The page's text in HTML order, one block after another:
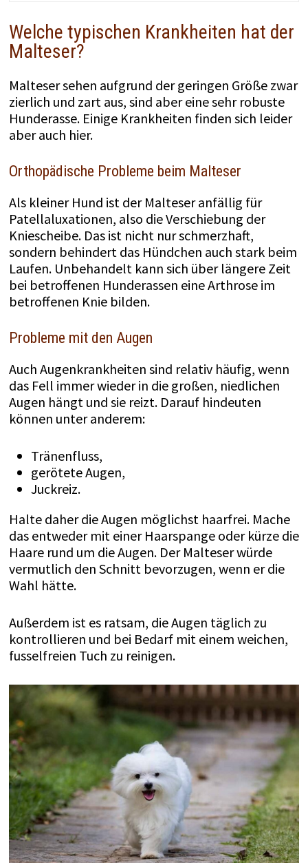
Welche typischen Krankheiten hat der
Malteser?
Malteser sehen aufgrund der geringen Größe zwar
zierlich und zart aus, sind aber eine sehr robuste
Hunderasse. Einige Krankheiten finden sich leider
aber auch hier.
Orthopädische Probleme beim Malteser
Als kleiner Hund ist der Malteser anfällig für
Patellaluxationen, also die Verschiebung der
Kniescheibe. Das ist nicht nur schmerzhaft,
sondern behindert das Hündchen auch stark beim
Laufen. Unbehandelt kann sich über längere Zeit
bei betroffenen Hunderassen eine Arthrose im
betroffenen Knie bilden.
Probleme mit den Augen
Auch Augenkrankheiten sind relativ häufig, wenn
das Fell immer wieder in die großen, niedlichen
Augen hängt und sie reizt. Darauf hindeuten
können unter anderem:
Tränenfluss,
gerötete Augen,
Juckreiz.
Halte daher die Augen möglichst haarfrei. Mache
das entweder mit einer Haarspange oder kürze die
Haare rund um die Augen. Der Malteser würde
vermutlich den Schnitt bevorzugen, wenn er die
Wahl hätte.
Außerdem ist es ratsam, die Augen täglich zu
kontrollieren und bei Bedarf mit einem weichen,
fusselfreien Tuch zu reinigen.